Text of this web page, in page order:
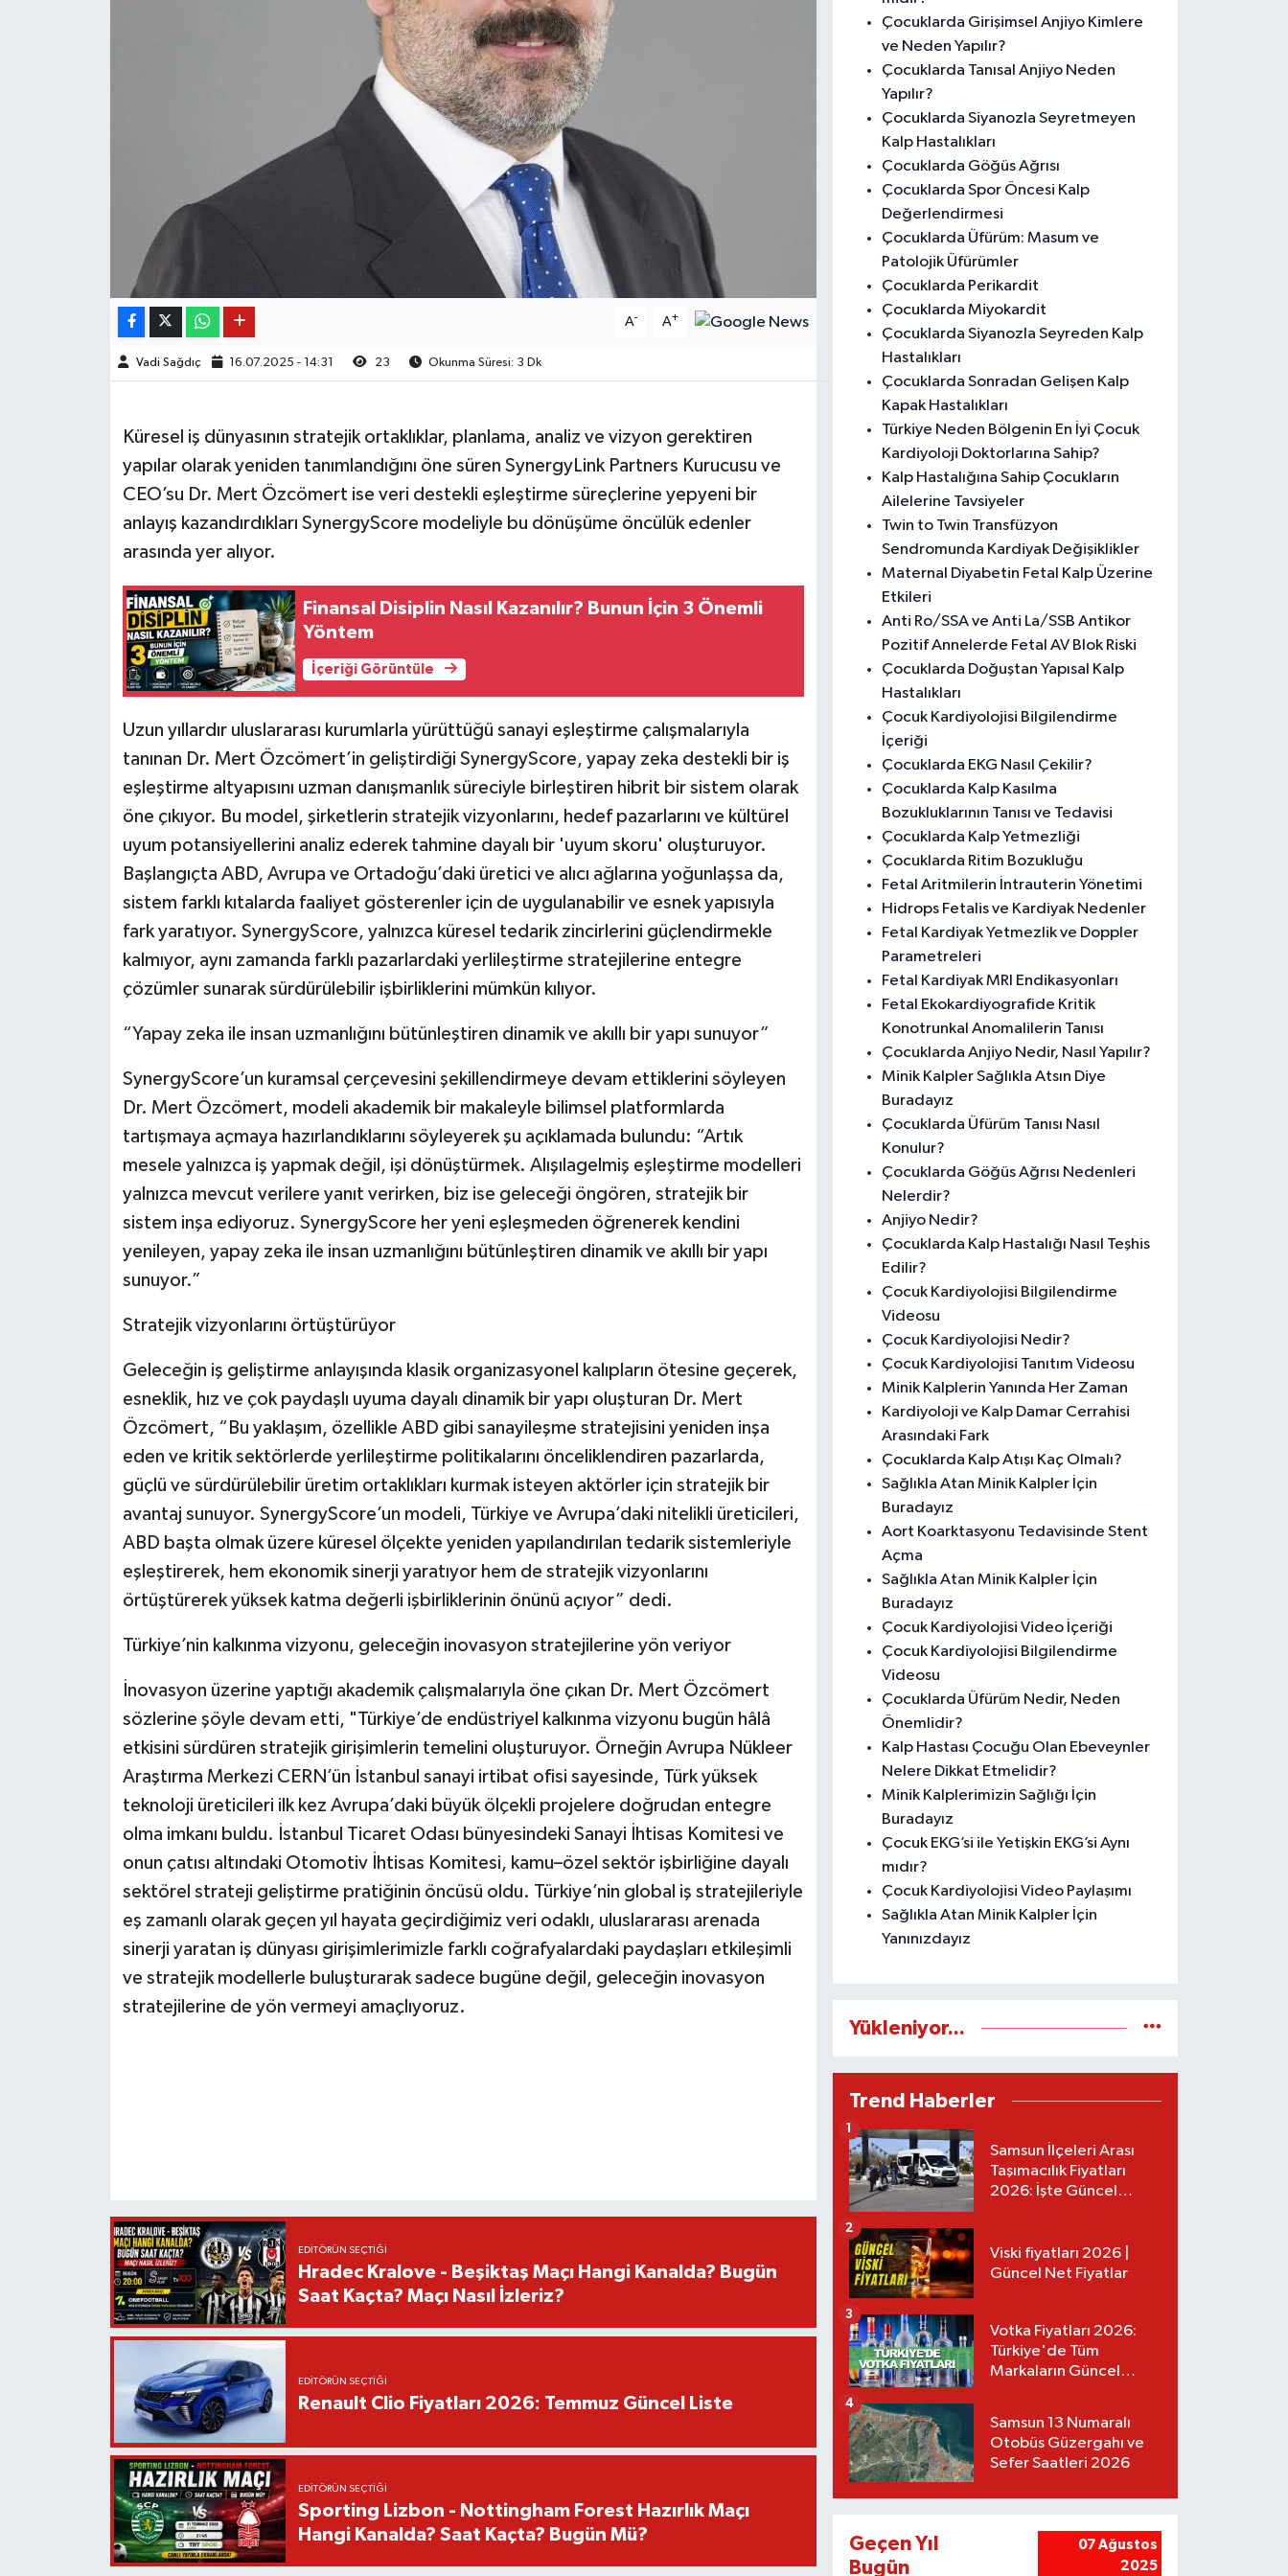
A- A+
Vadi Sağdıç 16.07.2025 - 14:31 23 Okunma Süresi: 3 Dk
Küresel iş dünyasının stratejik ortaklıklar, planlama, analiz ve vizyon gerektiren
yapılar olarak yeniden tanımlandığını öne süren SynergyLink Partners Kurucusu ve
CEO’su Dr. Mert Özcömert ise veri destekli eşleştirme süreçlerine yepyeni bir
anlayış kazandırdıkları SynergyScore modeliyle bu dönüşüme öncülük edenler
arasında yer alıyor.
Finansal Disiplin Nasıl Kazanılır? Bunun İçin 3 Önemli
Yöntem
İçeriği Görüntüle
Uzun yıllardır uluslararası kurumlarla yürüttüğü sanayi eşleştirme çalışmalarıyla
tanınan Dr. Mert Özcömert’in geliştirdiği SynergyScore, yapay zeka destekli bir iş
eşleştirme altyapısını uzman danışmanlık süreciyle birleştiren hibrit bir sistem olarak
öne çıkıyor. Bu model, şirketlerin stratejik vizyonlarını, hedef pazarlarını ve kültürel
uyum potansiyellerini analiz ederek tahmine dayalı bir 'uyum skoru' oluşturuyor.
Başlangıçta ABD, Avrupa ve Ortadoğu’daki üretici ve alıcı ağlarına yoğunlaşsa da,
sistem farklı kıtalarda faaliyet gösterenler için de uygulanabilir ve esnek yapısıyla
fark yaratıyor. SynergyScore, yalnızca küresel tedarik zincirlerini güçlendirmekle
kalmıyor, aynı zamanda farklı pazarlardaki yerlileştirme stratejilerine entegre
çözümler sunarak sürdürülebilir işbirliklerini mümkün kılıyor.
“Yapay zeka ile insan uzmanlığını bütünleştiren dinamik ve akıllı bir yapı sunuyor”
SynergyScore’un kuramsal çerçevesini şekillendirmeye devam ettiklerini söyleyen
Dr. Mert Özcömert, modeli akademik bir makaleyle bilimsel platformlarda
tartışmaya açmaya hazırlandıklarını söyleyerek şu açıklamada bulundu: “Artık
mesele yalnızca iş yapmak değil, işi dönüştürmek. Alışılagelmiş eşleştirme modelleri
yalnızca mevcut verilere yanıt verirken, biz ise geleceği öngören, stratejik bir
sistem inşa ediyoruz. SynergyScore her yeni eşleşmeden öğrenerek kendini
yenileyen, yapay zeka ile insan uzmanlığını bütünleştiren dinamik ve akıllı bir yapı
sunuyor.”
Stratejik vizyonlarını örtüştürüyor
Geleceğin iş geliştirme anlayışında klasik organizasyonel kalıpların ötesine geçerek,
esneklik, hız ve çok paydaşlı uyuma dayalı dinamik bir yapı oluşturan Dr. Mert
Özcömert, “Bu yaklaşım, özellikle ABD gibi sanayileşme stratejisini yeniden inşa
eden ve kritik sektörlerde yerlileştirme politikalarını önceliklendiren pazarlarda,
güçlü ve sürdürülebilir üretim ortaklıkları kurmak isteyen aktörler için stratejik bir
avantaj sunuyor. SynergyScore’un modeli, Türkiye ve Avrupa’daki nitelikli üreticileri,
ABD başta olmak üzere küresel ölçekte yeniden yapılandırılan tedarik sistemleriyle
eşleştirerek, hem ekonomik sinerji yaratıyor hem de stratejik vizyonlarını
örtüştürerek yüksek katma değerli işbirliklerinin önünü açıyor” dedi.
Türkiye’nin kalkınma vizyonu, geleceğin inovasyon stratejilerine yön veriyor
İnovasyon üzerine yaptığı akademik çalışmalarıyla öne çıkan Dr. Mert Özcömert
sözlerine şöyle devam etti, "Türkiye’de endüstriyel kalkınma vizyonu bugün hâlâ
etkisini sürdüren stratejik girişimlerin temelini oluşturuyor. Örneğin Avrupa Nükleer
Araştırma Merkezi CERN’ün İstanbul sanayi irtibat ofisi sayesinde, Türk yüksek
teknoloji üreticileri ilk kez Avrupa’daki büyük ölçekli projelere doğrudan entegre
olma imkanı buldu. İstanbul Ticaret Odası bünyesindeki Sanayi İhtisas Komitesi ve
onun çatısı altındaki Otomotiv İhtisas Komitesi, kamu–özel sektör işbirliğine dayalı
sektörel strateji geliştirme pratiğinin öncüsü oldu. Türkiye’nin global iş stratejileriyle
eş zamanlı olarak geçen yıl hayata geçirdiğimiz veri odaklı, uluslararası arenada
sinerji yaratan iş dünyası girişimlerimizle farklı coğrafyalardaki paydaşları etkileşimli
ve stratejik modellerle buluşturarak sadece bugüne değil, geleceğin inovasyon
stratejilerine de yön vermeyi amaçlıyoruz.
EDITÖRÜN SEÇTIĞI
Hradec Kralove - Beşiktaş Maçı Hangi Kanalda? Bugün
Saat Kaçta? Maçı Nasıl İzleriz?
EDITÖRÜN SEÇTIĞI
Renault Clio Fiyatları 2026: Temmuz Güncel Liste
EDITÖRÜN SEÇTIĞI
Sporting Lizbon - Nottingham Forest Hazırlık Maçı
Hangi Kanalda? Saat Kaçta? Bugün Mü?
Çocuklarda Girişimsel Anjiyo Kimlere
ve Neden Yapılır?
Çocuklarda Tanısal Anjiyo Neden
Yapılır?
Çocuklarda Siyanozla Seyretmeyen
Kalp Hastalıkları
Çocuklarda Göğüs Ağrısı
Çocuklarda Spor Öncesi Kalp
Değerlendirmesi
Çocuklarda Üfürüm: Masum ve
Patolojik Üfürümler
Çocuklarda Perikardit
Çocuklarda Miyokardit
Çocuklarda Siyanozla Seyreden Kalp
Hastalıkları
Çocuklarda Sonradan Gelişen Kalp
Kapak Hastalıkları
Türkiye Neden Bölgenin En İyi Çocuk
Kardiyoloji Doktorlarına Sahip?
Kalp Hastalığına Sahip Çocukların
Ailelerine Tavsiyeler
Twin to Twin Transfüzyon
Sendromunda Kardiyak Değişiklikler
Maternal Diyabetin Fetal Kalp Üzerine
Etkileri
Anti Ro/SSA ve Anti La/SSB Antikor
Pozitif Annelerde Fetal AV Blok Riski
Çocuklarda Doğuştan Yapısal Kalp
Hastalıkları
Çocuk Kardiyolojisi Bilgilendirme
İçeriği
Çocuklarda EKG Nasıl Çekilir?
Çocuklarda Kalp Kasılma
Bozukluklarının Tanısı ve Tedavisi
Çocuklarda Kalp Yetmezliği
Çocuklarda Ritim Bozukluğu
Fetal Aritmilerin İntrauterin Yönetimi
Hidrops Fetalis ve Kardiyak Nedenler
Fetal Kardiyak Yetmezlik ve Doppler
Parametreleri
Fetal Kardiyak MRI Endikasyonları
Fetal Ekokardiyografide Kritik
Konotrunkal Anomalilerin Tanısı
Çocuklarda Anjiyo Nedir, Nasıl Yapılır?
Minik Kalpler Sağlıkla Atsın Diye
Buradayız
Çocuklarda Üfürüm Tanısı Nasıl
Konulur?
Çocuklarda Göğüs Ağrısı Nedenleri
Nelerdir?
Anjiyo Nedir?
Çocuklarda Kalp Hastalığı Nasıl Teşhis
Edilir?
Çocuk Kardiyolojisi Bilgilendirme
Videosu
Çocuk Kardiyolojisi Nedir?
Çocuk Kardiyolojisi Tanıtım Videosu
Minik Kalplerin Yanında Her Zaman
Kardiyoloji ve Kalp Damar Cerrahisi
Arasındaki Fark
Çocuklarda Kalp Atışı Kaç Olmalı?
Sağlıkla Atan Minik Kalpler İçin
Buradayız
Aort Koarktasyonu Tedavisinde Stent
Açma
Sağlıkla Atan Minik Kalpler İçin
Buradayız
Çocuk Kardiyolojisi Video İçeriği
Çocuk Kardiyolojisi Bilgilendirme
Videosu
Çocuklarda Üfürüm Nedir, Neden
Önemlidir?
Kalp Hastası Çocuğu Olan Ebeveynler
Nelere Dikkat Etmelidir?
Minik Kalplerimizin Sağlığı İçin
Buradayız
Çocuk EKG’si ile Yetişkin EKG’si Aynı
mıdır?
Çocuk Kardiyolojisi Video Paylaşımı
Sağlıkla Atan Minik Kalpler İçin
Yanınızdayız
Yükleniyor...
Trend Haberler
Samsun İlçeleri Arası
Taşımacılık Fiyatları
2026: İşte Güncel
1
Viski fiyatları 2026 |
Güncel Net Fiyatlar
2
Votka Fiyatları 2026:
Türkiye'de Tüm
Markaların Güncel
3
Samsun 13 Numaralı
Otobüs Güzergahı ve
Sefer Saatleri 2026
4
Geçen Yıl
Bugün
07 Ağustos
2025